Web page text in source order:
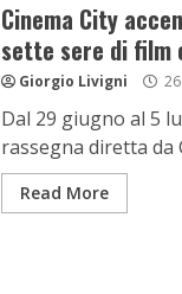
Cinema City
sette sere di film
Giorgio Livigni
Dal 29 giugno al 5
rassegna diretta da
Read More